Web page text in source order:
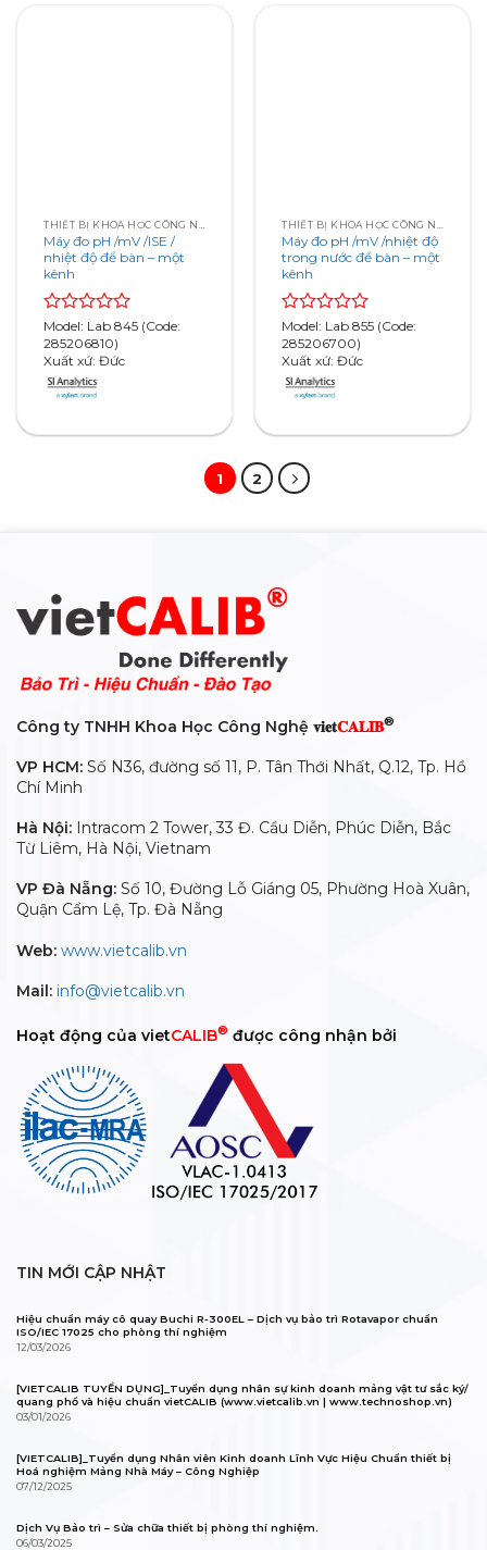
Máy đo pH /mV /ISE /
nhiệt độ để bàn – một
kênh
Rated
0
out
of
Model: Lab 845 (Code:
285206810)
Xuất xứ: Đức
Máy đo pH /mV /nhiệt độ
trong nước để bàn – một
kênh
Rated
0
out
of
Model: Lab 855 (Code:
285206700)
Xuất xứ: Đức
1 2
Công ty TNHH Khoa Học Công Nghệ 𝐯𝐢𝐞𝐭𝐂𝐀𝐋𝐈𝐁®
VP HCM: Số N36, đường số 11, P. Tân Thới Nhất, Q.12, Tp. Hồ
Chí Minh
Hà Nội: Intracom 2 Tower, 33 Đ. Cầu Diễn, Phúc Diễn, Bắc
Từ Liêm, Hà Nội, Vietnam
VP Đà Nẵng: Số 10, Đường Lỗ Giáng 05, Phường Hoà Xuân,
Quận Cẩm Lệ, Tp. Đà Nẵng
Web: www.vietcalib.vn
Mail: info@vietcalib.vn
Hoạt động của vietCALIB® được công nhận bởi
TIN MỚI CẬP NHẬT
Hiệu chuẩn máy cô quay Buchi R-300EL – Dịch vụ bảo trì Rotavapor chuẩn
ISO/IEC 17025 cho phòng thí nghiệm
12/03/2026
[VIETCALIB TUYỂN DỤNG]_Tuyển dụng nhân sự kinh doanh mảng vật tư sắc ký/
quang phổ và hiệu chuẩn vietCALIB (www.vietcalib.vn | www.technoshop.vn)
03/01/2026
[VIETCALIB]_Tuyển dụng Nhân viên Kinh doanh Lĩnh Vực Hiệu Chuẩn thiết bị
Hoá nghiệm Mảng Nhà Máy – Công Nghiệp
07/12/2025
Dịch Vụ Bảo trì – Sửa chữa thiết bị phòng thí nghiệm.
06/03/2025